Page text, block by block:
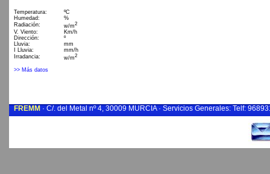
FREMM · C/. del Metal nº 4, 30009 MURCIA · Servicios Generales: Telf: